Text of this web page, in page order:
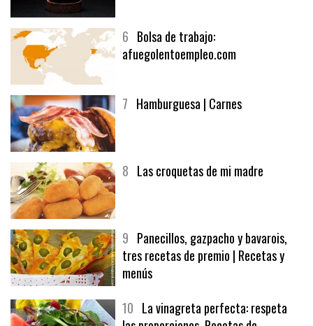
6Bolsa de trabajo:
9Panecillos, gazpacho y bavarois,
tres recetas de premio | Recetas y
menús